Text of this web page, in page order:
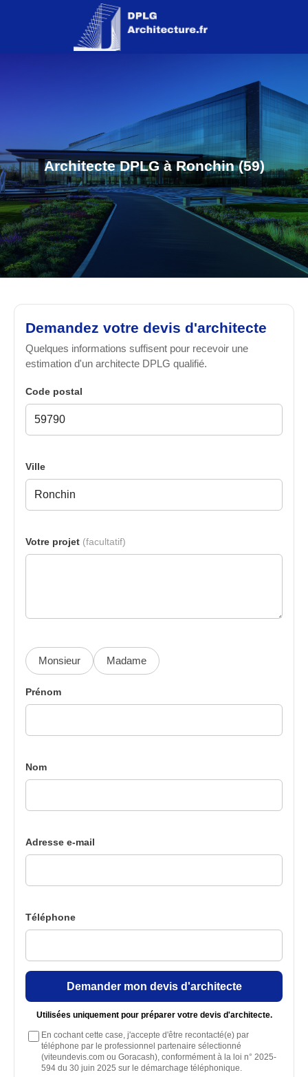
Architecte DPLG à Ronchin (59)
Demandez votre devis d'architecte
Quelques informations suffisent pour recevoir une
estimation d'un architecte DPLG qualifié.
Code postal
Ville
Votre projet (facultatif)
Monsieur Madame
Prénom
Nom
Adresse e-mail
Téléphone
Demander mon devis d'architecte
Utilisées uniquement pour préparer votre devis d'architecte.
En cochant cette case, j'accepte d'être recontacté(e) par
téléphone par le professionnel partenaire sélectionné
(viteundevis.com ou Goracash), conformément à la loi n° 2025-
594 du 30 juin 2025 sur le démarchage téléphonique.